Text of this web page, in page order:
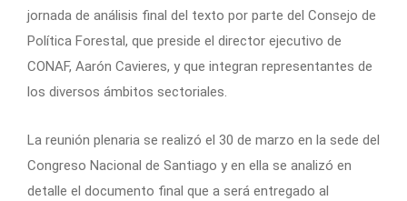
jornada de análisis final del texto por parte del Consejo de
Política Forestal, que preside el director ejecutivo de
CONAF, Aarón Cavieres, y que integran representantes de
los diversos ámbitos sectoriales.
La reunión plenaria se realizó el 30 de marzo en la sede del
Congreso Nacional de Santiago y en ella se analizó en
detalle el documento final que a será entregado al